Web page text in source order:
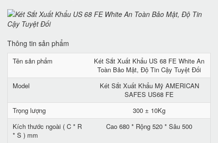
Thông tin sản phẩm
Tên sản phẩm
Két Sắt Xuất Khẩu US 68 FE White An
Toàn Bảo Mật, Độ Tin Cậy Tuyệt Đối
Model
Két Sắt Xuất Khẩu Mỹ AMERICAN
SAFES US68 FE
Trọng lượng
300 ± 10Kg
Kích thước ngoài ( C * R
* S ) mm
Cao 680 * Rộng 520 * Sâu 500